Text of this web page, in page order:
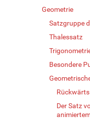
Geometrie
Satzgruppe
Thalessatz
Besondere
Der Satz